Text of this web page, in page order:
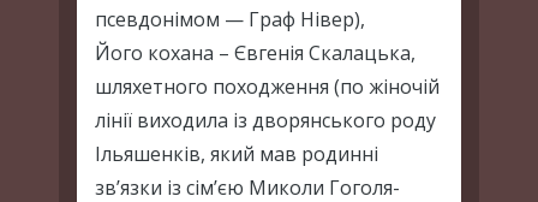
псевдонімом — Граф Нівер),
Його кохана – Євгенія Скалацька,
шляхетного походження (по жіночій
лінії виходила із дворянського роду
Ільяшенків, який мав родинні
зв’язки із сім’єю Миколи Гоголя-